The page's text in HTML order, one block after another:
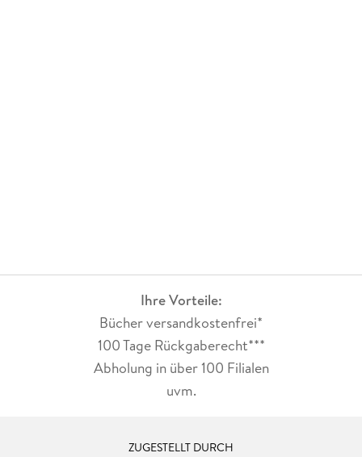
Ihre Vorteile:
Bücher versandkostenfrei*
100 Tage Rückgaberecht***
Abholung in über 100 Filialen
uvm.
ZUGESTELLT DURCH